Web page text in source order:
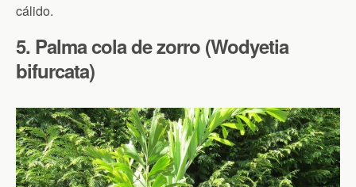
cálido.
5. Palma cola de zorro (Wodyetia
bifurcata)